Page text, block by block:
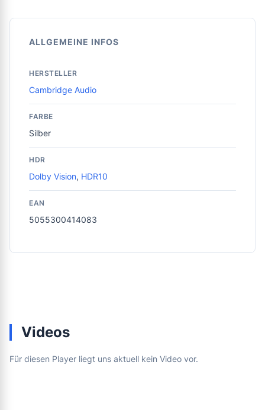
ALLGEMEINE INFOS
HERSTELLER
Cambridge Audio
FARBE
Silber
HDR
Dolby Vision, HDR10
EAN
5055300414083
Videos
Für diesen Player liegt uns aktuell kein Video vor.